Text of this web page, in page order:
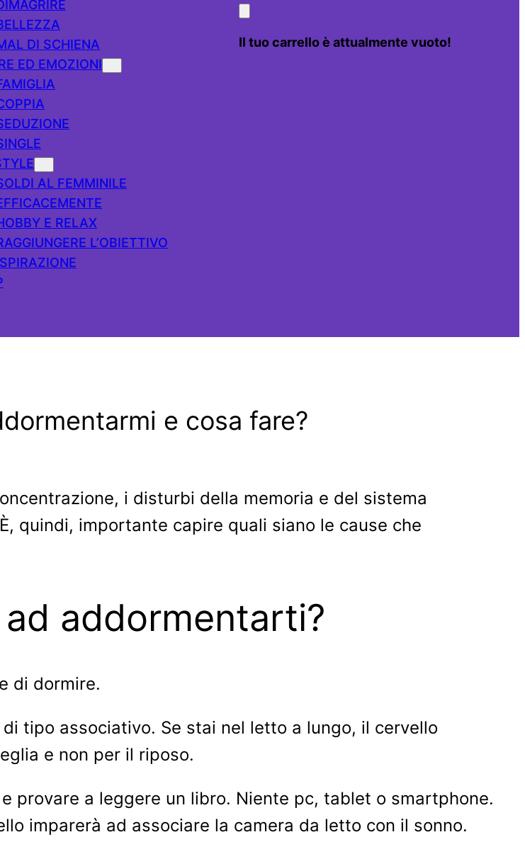
DI SCHIENA
ED EMOZIONI
AL FEMMINILE
E RELAX
L’OBIETTIVO
Il tuo carrello è attualmente vuoto!
e cosa fare?
i disturbi della memoria e del sistema
quindi, importante capire quali siano le cause che
addormentarti?
di dormire.
tipo associativo. Se stai nel letto a lungo, il cervello
e non per il riposo.
provare a leggere un libro. Niente pc, tablet o smartphone.
imparerà ad associare la camera da letto con il sonno.